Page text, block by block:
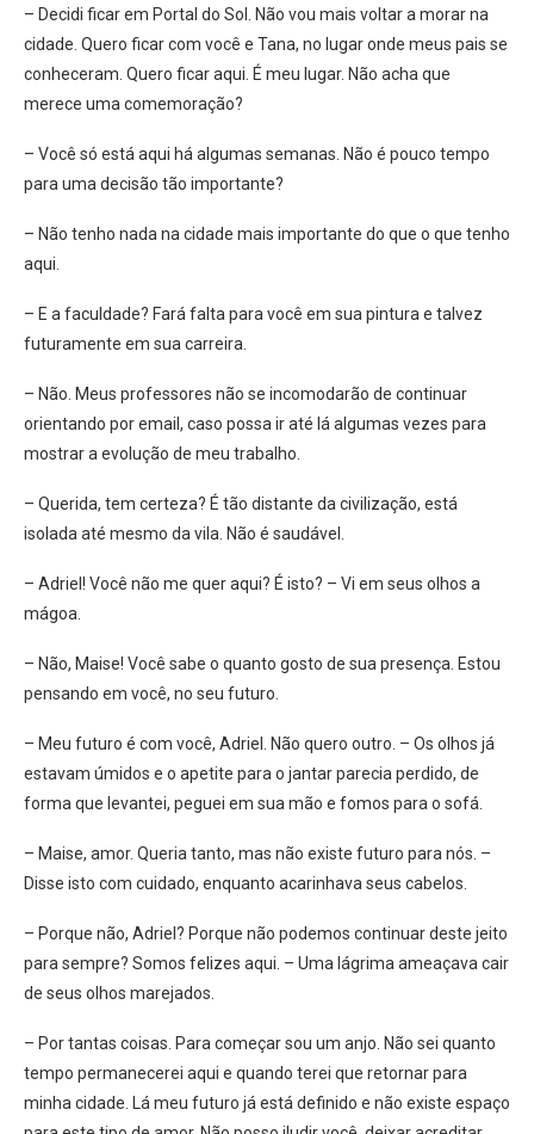
– Decidi ficar em Portal do Sol. Não vou mais voltar a morar na
cidade. Quero ficar com você e Tana, no lugar onde meus pais se
conheceram. Quero ficar aqui. É meu lugar. Não acha que
merece uma comemoração?
– Você só está aqui há algumas semanas. Não é pouco tempo
para uma decisão tão importante?
– Não tenho nada na cidade mais importante do que o que tenho
aqui.
– E a faculdade? Fará falta para você em sua pintura e talvez
futuramente em sua carreira.
– Não. Meus professores não se incomodarão de continuar
orientando por email, caso possa ir até lá algumas vezes para
mostrar a evolução de meu trabalho.
– Querida, tem certeza? É tão distante da civilização, está
isolada até mesmo da vila. Não é saudável.
– Adriel! Você não me quer aqui? É isto? – Vi em seus olhos a
mágoa.
– Não, Maise! Você sabe o quanto gosto de sua presença. Estou
pensando em você, no seu futuro.
– Meu futuro é com você, Adriel. Não quero outro. – Os olhos já
estavam úmidos e o apetite para o jantar parecia perdido, de
forma que levantei, peguei em sua mão e fomos para o sofá.
– Maise, amor. Queria tanto, mas não existe futuro para nós. –
Disse isto com cuidado, enquanto acarinhava seus cabelos.
– Porque não, Adriel? Porque não podemos continuar deste jeito
para sempre? Somos felizes aqui. – Uma lágrima ameaçava cair
de seus olhos marejados.
– Por tantas coisas. Para começar sou um anjo. Não sei quanto
tempo permanecerei aqui e quando terei que retornar para
minha cidade. Lá meu futuro já está definido e não existe espaço